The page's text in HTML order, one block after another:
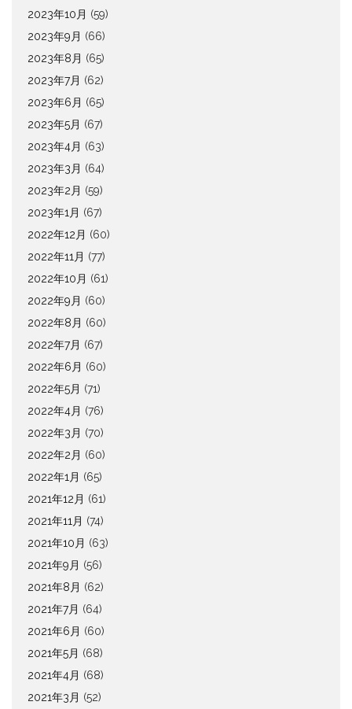
2023年10月 (59)
2023年9月 (66)
2023年8月 (65)
2023年7月 (62)
2023年6月 (65)
2023年5月 (67)
2023年4月 (63)
2023年3月 (64)
2023年2月 (59)
2023年1月 (67)
2022年12月 (60)
2022年11月 (77)
2022年10月 (61)
2022年9月 (60)
2022年8月 (60)
2022年7月 (67)
2022年6月 (60)
2022年5月 (71)
2022年4月 (76)
2022年3月 (70)
2022年2月 (60)
2022年1月 (65)
2021年12月 (61)
2021年11月 (74)
2021年10月 (63)
2021年9月 (56)
2021年8月 (62)
2021年7月 (64)
2021年6月 (60)
2021年5月 (68)
2021年4月 (68)
2021年3月 (52)